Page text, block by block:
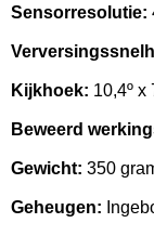
Sensorresolutie:
Kijkhoek: 10,4º x
Beweerd
Gewicht: 350
Geheugen: